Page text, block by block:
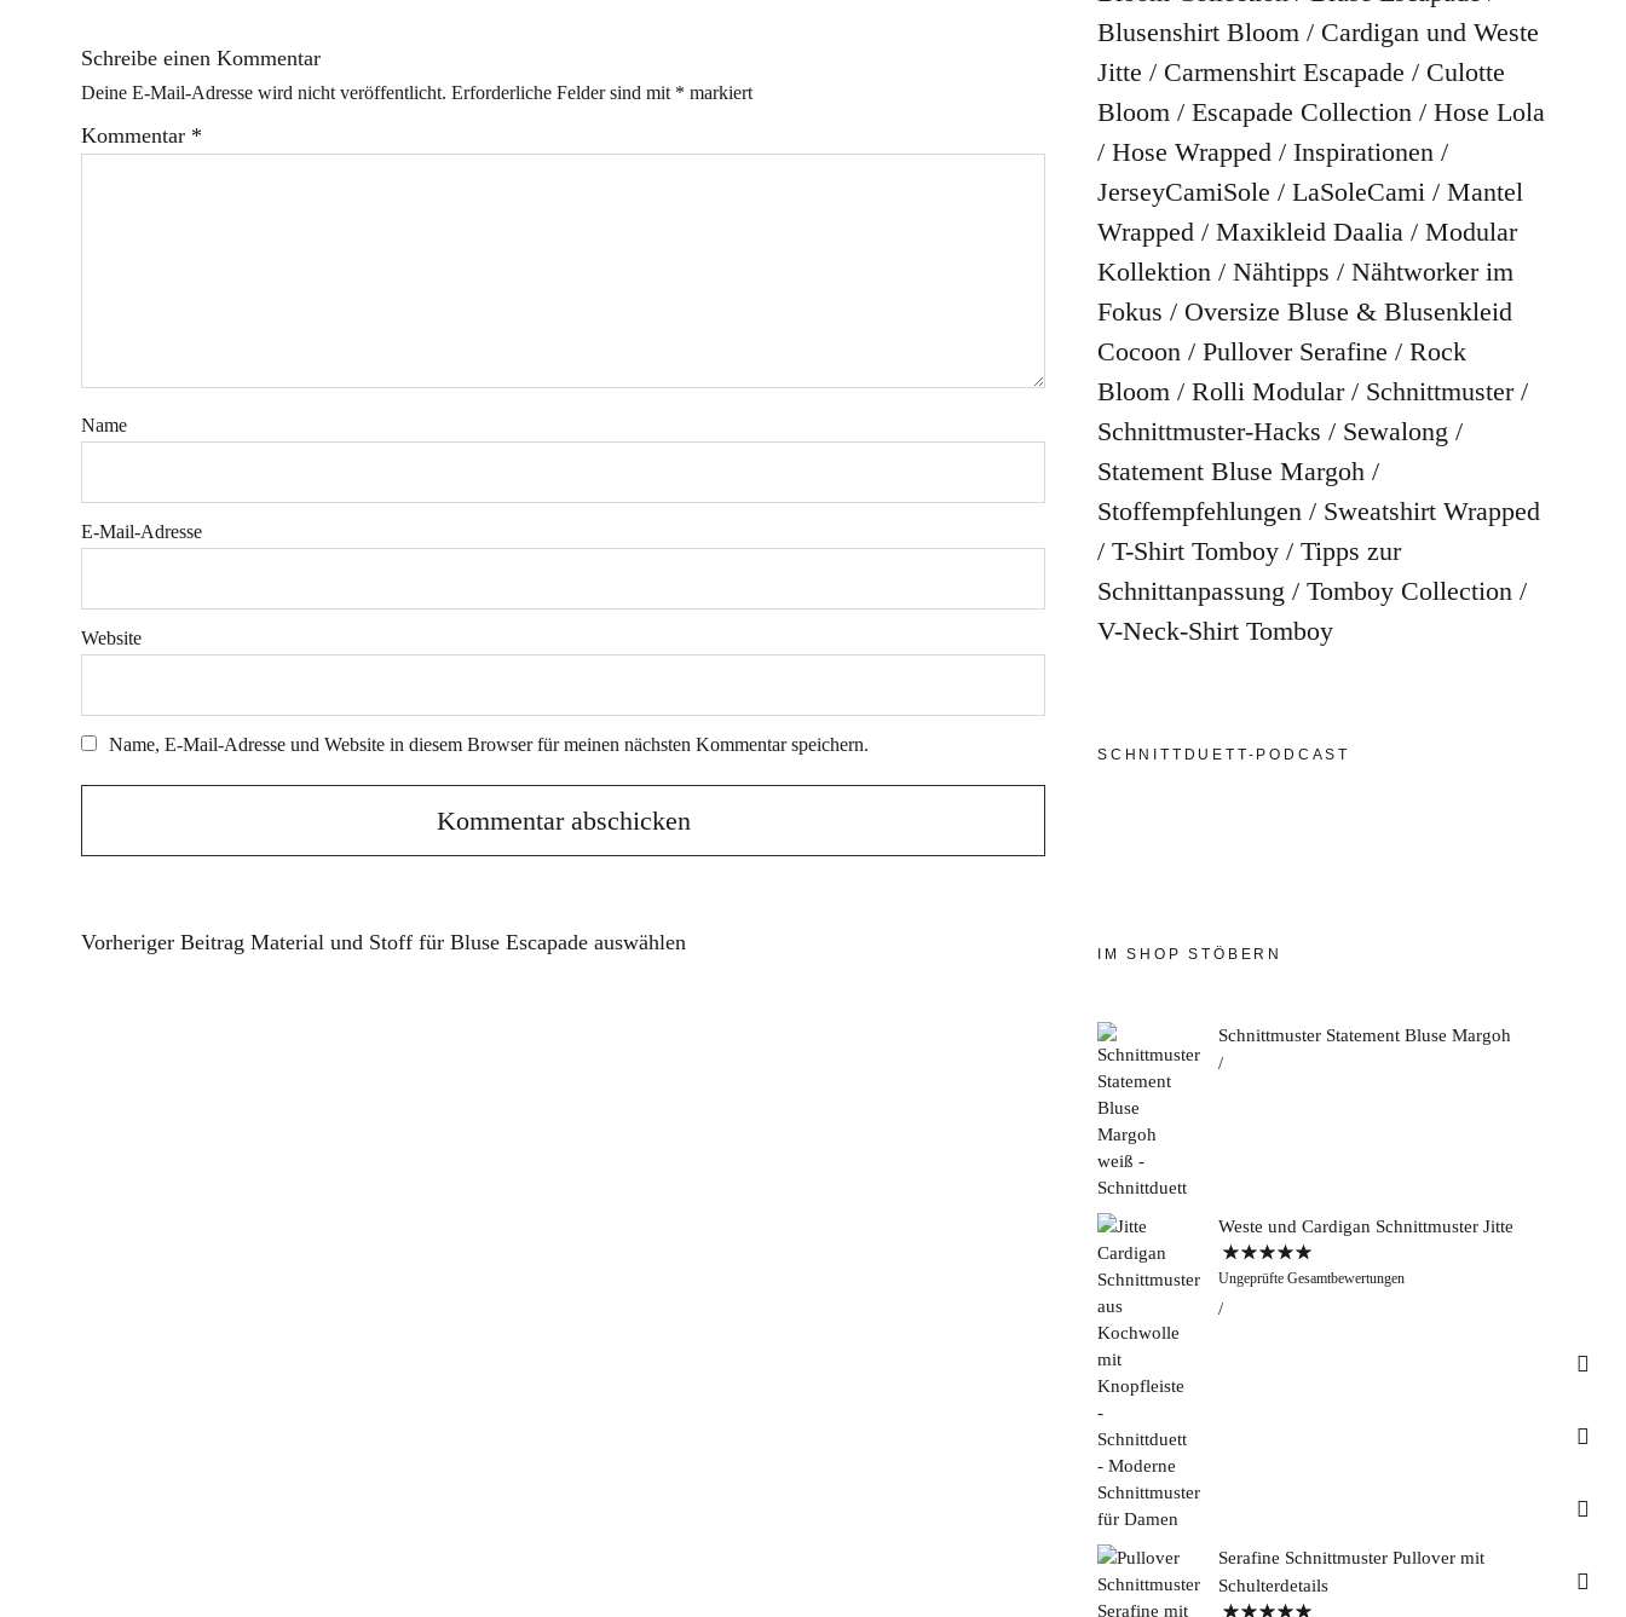
Schreibe einen Kommentar
Deine E-Mail-Adresse wird nicht veröffentlicht. Erforderliche Felder sind mit * markiert
Kommentar *
Name
E-Mail-Adresse
Website
Name, E-Mail-Adresse und Website in diesem Browser für meinen nächsten Kommentar speichern.
Vorheriger Beitrag Material und Stoff für Bluse Escapade auswählen
Blusenshirt Bloom
Cardigan und Weste
Jitte
Carmenshirt Escapade
Culotte
Bloom
Escapade Collection
Hose Lola
Hose Wrapped
Inspirationen
JerseyCamiSole
LaSoleCami
Mantel
Wrapped
Maxikleid Daalia
Modular
Kollektion
Nähtipps
Nähtworker im
Fokus
Oversize Bluse & Blusenkleid
Cocoon
Pullover Serafine
Rock
Bloom
Rolli Modular
Schnittmuster
Schnittmuster-Hacks
Sewalong
Statement Bluse Margoh
Stoffempfehlungen
Sweatshirt Wrapped
T-Shirt Tomboy
Tipps zur
Schnittanpassung
Tomboy Collection
V-Neck-Shirt Tomboy
SCHNITTDUETT-PODCAST
IM SHOP STÖBERN
Schnittmuster Statement Bluse Margoh
Weste und Cardigan Schnittmuster Jitte
Bewertet mit
5.00von 5
Ungeprüfte Gesamtbewertungen
Serafine Schnittmuster Pullover mit
Schulterdetails